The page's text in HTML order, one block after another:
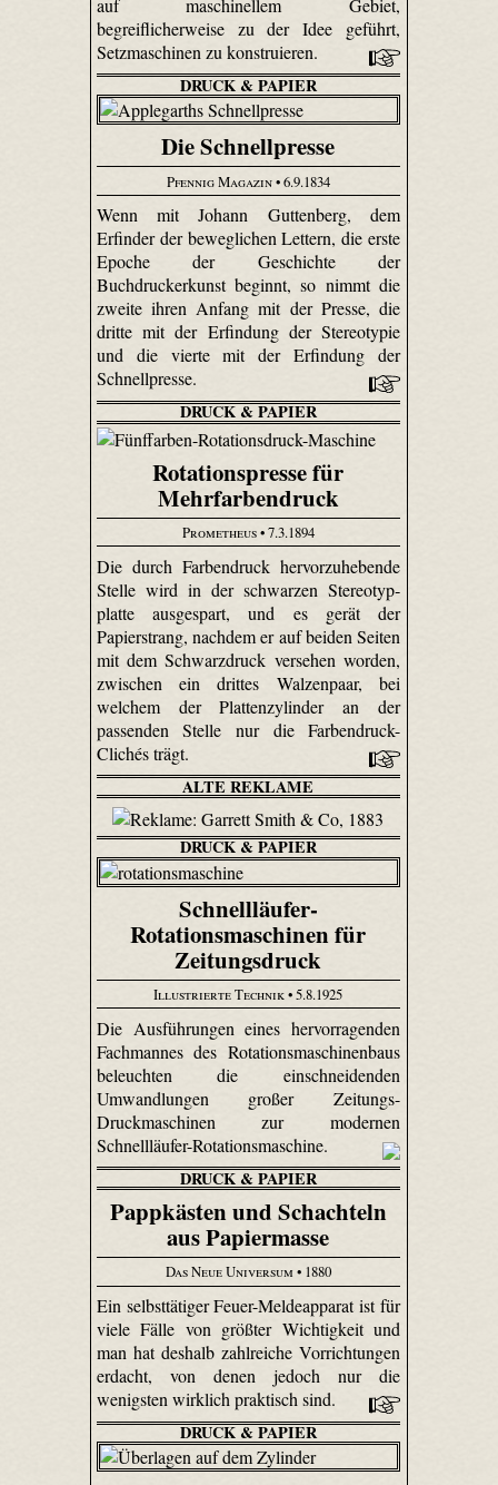
auf maschinellem Gebiet,
begreiflicherweise zu der Idee geführt,
Setzmaschinen zu konstruieren.
DRUCK & PAPIER
Die Schnellpresse
Pfennig Magazin• 6.9.1834
Wenn mit Johann Guttenberg, dem
Erfinder der beweglichen Lettern, die erste
Epoche der Geschichte der
Buchdruckerkunst beginnt, so nimmt die
zweite ihren Anfang mit der Presse, die
dritte mit der Erfindung der Stereotypie
und die vierte mit der Erfindung der
Schnellpresse.
DRUCK & PAPIER
Rotationspresse für
Mehrfarbendruck
Prometheus• 7.3.1894
Die durch Farbendruck hervorzuhebende
Stelle wird in der schwarzen Stereo­typ­
platte ausgespart, und es gerät der
Papierstrang, nachdem er auf beiden Seiten
mit dem Schwarzdruck versehen worden,
zwischen ein drittes Walzenpaar, bei
welchem der Plattenzylinder an der
passenden Stelle nur die Farben­druck-
Clichés trägt.
ALTE REKLAME
DRUCK & PAPIER
Schnellläufer-
Rotationsmaschinen für
Zeitungsdruck
Illustrierte Technik• 5.8.1925
Die Ausführungen eines hervorragenden
Fachmannes des Rotationsmaschinenbaus
beleuchten die einschneidenden
Umwandlungen großer Zeitungs-
Druckmaschinen zur modernen
Schnellläufer-Rotationsmaschine.
DRUCK & PAPIER
Pappkästen und Schachteln
aus Papiermasse
Das Neue Universum • 1880
Ein selbsttätiger Feuer-Meldeapparat ist für
viele Fälle von größter Wichtigkeit und
man hat deshalb zahlreiche Vorrichtungen
erdacht, von denen jedoch nur die
wenigsten wirklich praktisch sind.
DRUCK & PAPIER